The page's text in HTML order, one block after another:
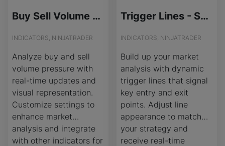
Buy Sell Volume Pressure - License Version
INDICATORS, NINJATRADER
Analyze buy and sell
volume pressure with
real-time updates and
visual representation.
Customize settings to
enhance market
analysis and integrate
with other indicators for
Trigger Lines - Source Code
INDICATORS, NINJATRADER
Build up your market
analysis with dynamic
trigger lines that signal
key entry and exit
points. Adjust line
appearance to match
your strategy and
receive real-time